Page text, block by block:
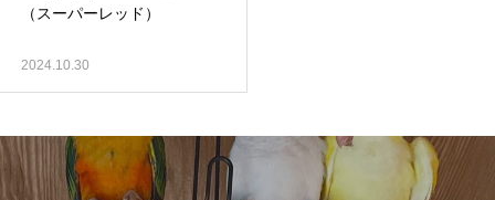
（スーパーレッド）
2024.10.30